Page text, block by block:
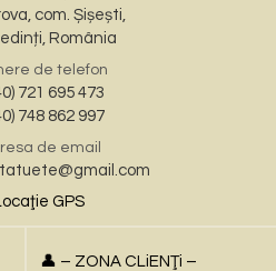
com. Șișești,
România
de telefon
721 695 473
748 862 997
de email
GPS
👤 – ZONA CLiENŢi –